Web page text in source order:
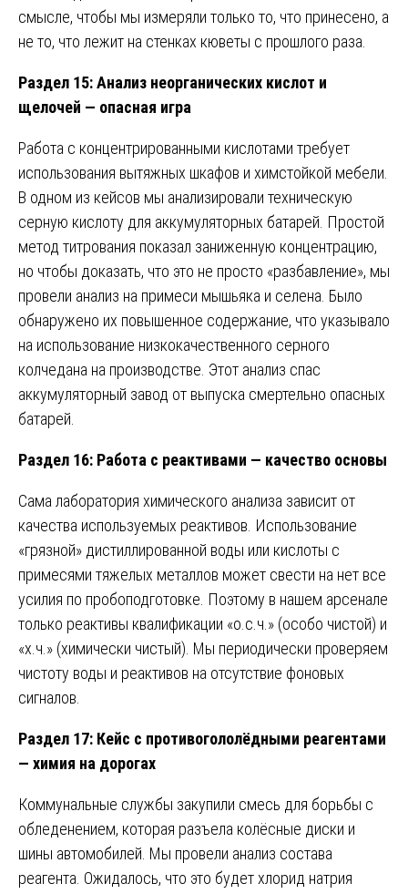
смысле, чтобы мы измеряли только то, что принесено, а
не то, что лежит на стенках кюветы с прошлого раза.
Раздел 15: Анализ неорганических кислот и
щелочей — опасная игра
Работа с концентрированными кислотами требует
использования вытяжных шкафов и химстойкой мебели.
В одном из кейсов мы анализировали техническую
серную кислоту для аккумуляторных батарей. Простой
метод титрования показал заниженную концентрацию,
но чтобы доказать, что это не просто «разбавление», мы
провели анализ на примеси мышьяка и селена. Было
обнаружено их повышенное содержание, что указывало
на использование низкокачественного серного
колчедана на производстве. Этот анализ спас
аккумуляторный завод от выпуска смертельно опасных
батарей.
Раздел 16: Работа с реактивами — качество основы
Сама лаборатория химического анализа зависит от
качества используемых реактивов. Использование
«грязной» дистиллированной воды или кислоты с
примесями тяжелых металлов может свести на нет все
усилия по пробоподготовке. Поэтому в нашем арсенале
только реактивы квалификации «о.с.ч.» (особо чистой) и
«х.ч.» (химически чистый). Мы периодически проверяем
чистоту воды и реактивов на отсутствие фоновых
сигналов.
Раздел 17: Кейс с противогололёдными реагентами
— химия на дорогах
Коммунальные службы закупили смесь для борьбы с
обледенением, которая разъела колёсные диски и
шины автомобилей. Мы провели анализ состава
реагента. Ожидалось, что это будет хлорид натрия